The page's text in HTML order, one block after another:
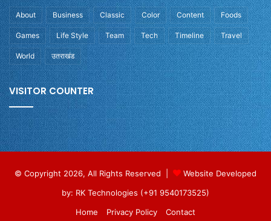
About Business Classic Color Content Foods
Games Life Style Team Tech Timeline Travel
World उतराखंड
VISITOR COUNTER
© Copyright 2026, All Rights Reserved |
Website Developed
by: RK Technologies (+91 9540173525)
Home
Privacy Policy Contact